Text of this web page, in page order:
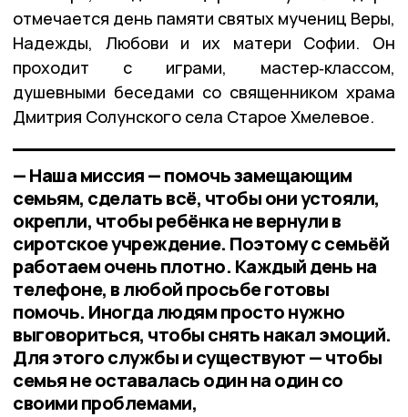
отмечается день памяти святых мучениц Веры,
Надежды, Любови и их матери Софии. Он
проходит с играми, мастер‑классом,
душевными беседами со священником храма
Дмитрия Солунского села Старое Хмелевое.
— Наша миссия — помочь замещающим
семьям, сделать всё, чтобы они устояли,
окрепли, чтобы ребёнка не вернули в
сиротское учреждение. Поэтому с семьёй
работаем очень плотно. Каждый день на
телефоне, в любой просьбе готовы
помочь. Иногда людям просто нужно
выговориться, чтобы снять накал эмоций.
Для этого службы и существуют — чтобы
семья не оставалась один на один со
своими проблемами,